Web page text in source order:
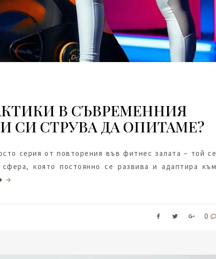
В СЪВРЕМЕННИЯ
СИ СТРУВА ДА ОПИТАМЕ?
серия от повторения във фитнес залата – той се
която постоянно се развива и адаптира към
0